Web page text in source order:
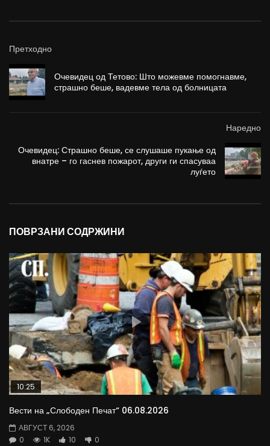
Претходно
Очевидец од Тетово: Што можевме помогнавме,
страшно беше, вадевме тела од болницата
Наредно
Очевидец: Страшно беше, се слушаше пукање од
внатре – го гаснев пожарот, други ги спасуваа
луѓето
ПОВРЗАНИ СОДРЖИНИ
10:25
Вести на „Слободен Печат“ 06.08.2026
АВГУСТ 6, 2026
0
1K 10 0